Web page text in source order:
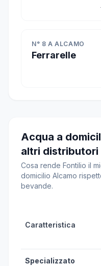
N° 8 A ALCAMO
Ferrarelle
Acqua a
altri distributori
Cosa rende Fontilio il
domicilio Alcamo
bevande.
Caratteristica
Specializzato